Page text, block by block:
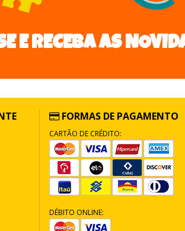
E RECEBA AS
FORMAS DE PAGAMENTO
CARTÃO DE CRÉDITO:
DÉBITO ONLINE: